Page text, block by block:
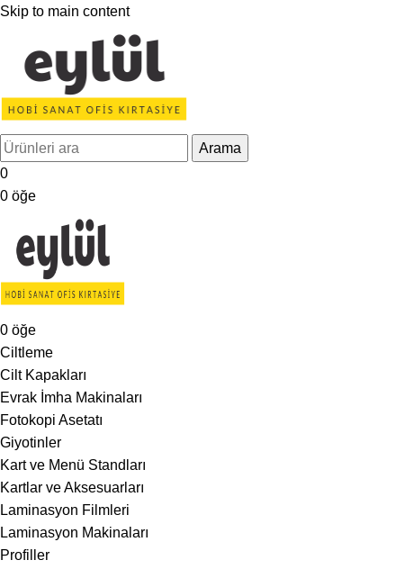
Skip to main content
Arama
0
0 öğe
0 öğe
Ciltleme
Cilt Kapakları
Evrak İmha Makinaları
Fotokopi Asetatı
Giyotinler
Kart ve Menü Standları
Kartlar ve Aksesuarları
Laminasyon Filmleri
Laminasyon Makinaları
Profiller